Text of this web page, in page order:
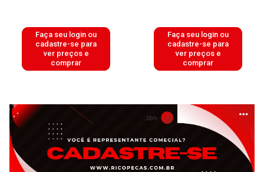
Faça seu login ou
cadastre-se para
ver preços e
comprar
Faça seu login ou
cadastre-se para
ver preços e
comprar